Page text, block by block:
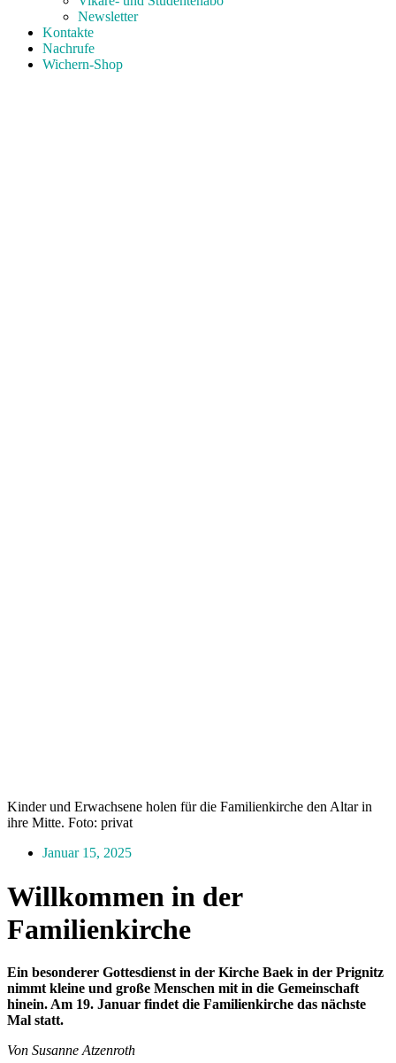
Newsletter
Kontakte
Nachrufe
Wichern-Shop
Kinder und Erwachsene holen für die Familienkirche den Altar in
ihre Mitte. Foto: privat
Januar 15, 2025
Willkommen in der
Familienkirche
Ein besonderer Gottesdienst in der Kirche Baek in der Prignitz
nimmt kleine und große Menschen mit in die Gemeinschaft
hinein. Am 19. Januar findet die Familienkirche das nächste
Mal statt.
Von Susanne Atzenroth